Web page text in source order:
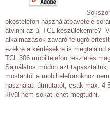
okostelefon használatbavétele
átvinni az új TCL készülékemre?”
alkalmazások zavaró felugró
ezekre a kérdésekre is megtalálod
TCL 306 mobiltelefon részletes
Sajnálatos módon azt
mostantól a mobiltelefonokhoz
használati útmutatót, csak max.
kívül nem sokat lehet megtudni.